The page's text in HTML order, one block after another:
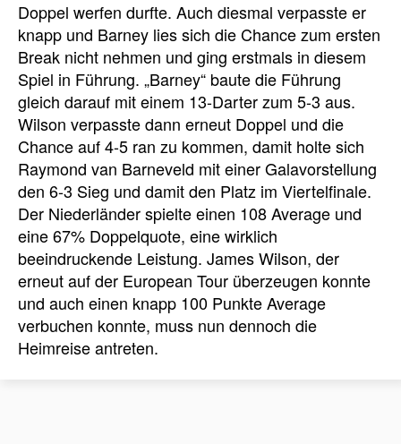
Doppel werfen durfte. Auch diesmal verpasste er
knapp und Barney lies sich die Chance zum ersten
Break nicht nehmen und ging erstmals in diesem
Spiel in Führung. „Barney“ baute die Führung
gleich darauf mit einem 13-Darter zum 5-3 aus.
Wilson verpasste dann erneut Doppel und die
Chance auf 4-5 ran zu kommen, damit holte sich
Raymond van Barneveld mit einer Galavorstellung
den 6-3 Sieg und damit den Platz im Viertelfinale.
Der Niederländer spielte einen 108 Average und
eine 67% Doppelquote, eine wirklich
beeindruckende Leistung. James Wilson, der
erneut auf der European Tour überzeugen konnte
und auch einen knapp 100 Punkte Average
verbuchen konnte, muss nun dennoch die
Heimreise antreten.